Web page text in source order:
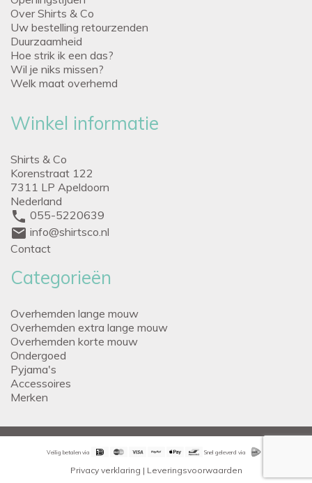
Over Shirts & Co
Uw bestelling retourzenden
Duurzaamheid
Hoe strik ik een das?
Wil je niks missen?
Welk maat overhemd
Winkel informatie
Shirts & Co
Korenstraat 122
7311 LP Apeldoorn
Nederland
phone 055-5220639
mail info@shirtsco.nl
Contact
Categorieën
Overhemden lange mouw
Overhemden extra lange mouw
Overhemden korte mouw
Ondergoed
Pyjama's
Accessoires
Merken
Veilig betalen via Snel geleverd via
Privacy verklaring | Leveringsvoorwaarden